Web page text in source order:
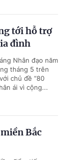
tới hỗ trợ
đình
Nhân đạo năm
tháng 5 trên
chủ đề “80
ái vì cộng...
Bắc